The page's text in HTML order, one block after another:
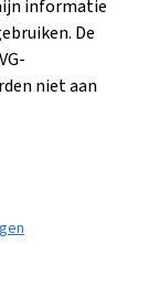
informatie
De
niet aan